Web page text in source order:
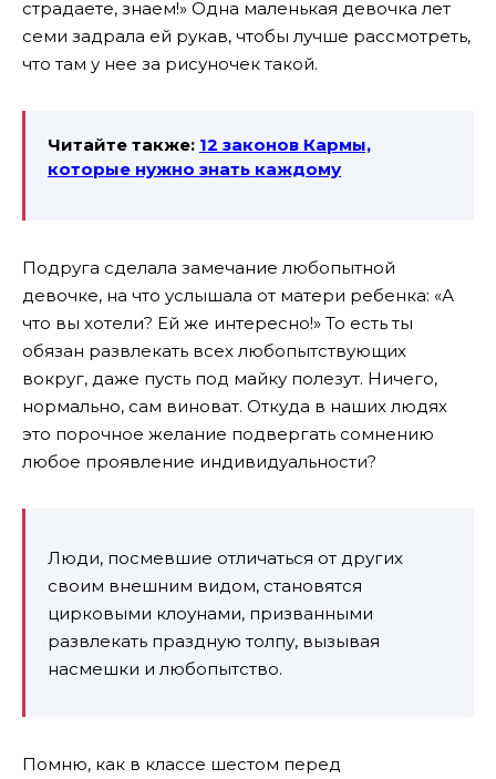
страдаете, знаем!» Одна маленькая девочка лет
семи задрала ей рукав, чтобы лучше рассмотреть,
что там у нее за рисуночек такой.
Читайте также: 12 законов Кармы,
которые нужно знать каждому
Подруга сделала замечание любопытной
девочке, на что услышала от матери ребенка: «А
что вы хотели? Ей же интересно!» То есть ты
обязан развлекать всех любопытствующих
вокруг, даже пусть под майку полезут. Ничего,
нормально, сам виноват. Откуда в наших людях
это порочное желание подвергать сомнению
любое проявление индивидуальности?
Люди, посмевшие отличаться от других
своим внешним видом, становятся
цирковыми клоунами, призванными
развлекать праздную толпу, вызывая
насмешки и любопытство.
Помню, как в классе шестом перед